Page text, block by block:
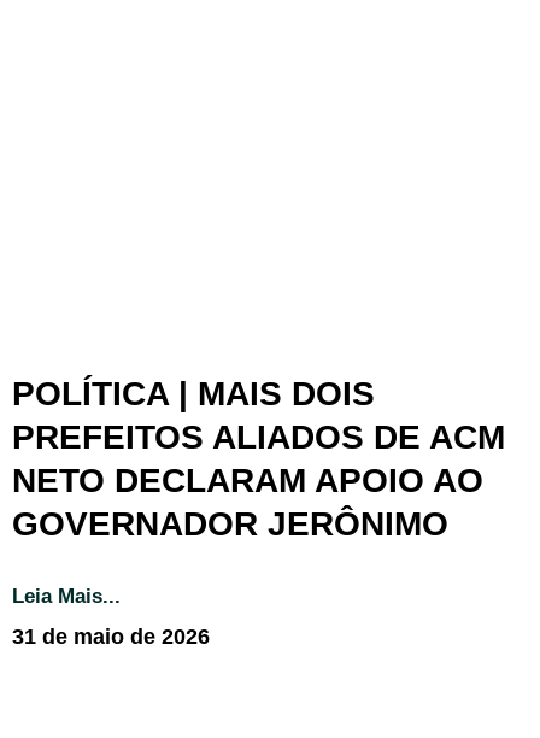
POLÍTICA | MAIS DOIS
PREFEITOS ALIADOS DE ACM
NETO DECLARAM APOIO AO
GOVERNADOR JERÔNIMO
Leia Mais...
31 de maio de 2026